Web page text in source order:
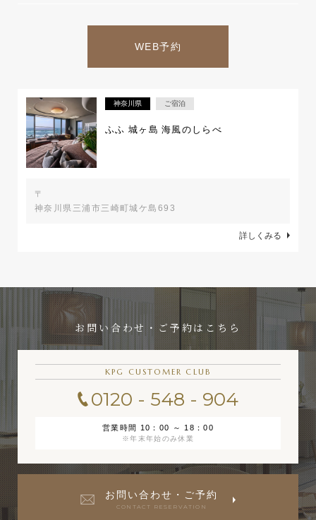
WEB予約
神奈川県 ご宿泊
ふふ 城ヶ島 海風のしらべ
〒
神奈川県三浦市三崎町城ケ島693
詳しくみる
お問い合わせ・ご予約はこちら
KPG CUSTOMER CLUB
0120 - 548 - 904
営業時間 10：00 ～ 18：00
※年末年始のみ休業
お問い合わせ・ご予約
CONTACT RESERVATION